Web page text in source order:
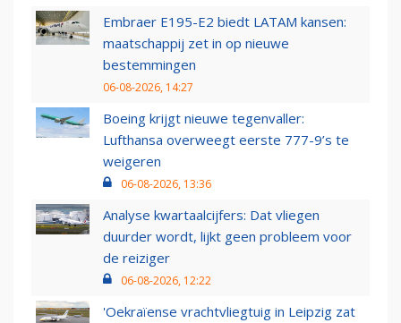
Embraer E195-E2 biedt LATAM kansen:
maatschappij zet in op nieuwe
bestemmingen
06-08-2026, 14:27
Boeing krijgt nieuwe tegenvaller:
Lufthansa overweegt eerste 777-9’s te
weigeren
06-08-2026, 13:36
Analyse kwartaalcijfers: Dat vliegen
duurder wordt, lijkt geen probleem voor
de reiziger
06-08-2026, 12:22
'Oekraïense vrachtvliegtuig in Leipzig zat